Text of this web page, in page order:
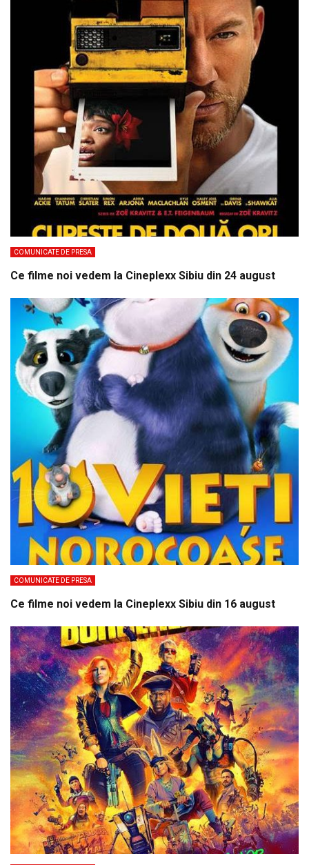
COMUNICATE DE PRESA
Ce filme noi vedem la Cineplexx Sibiu din 24 august
COMUNICATE DE PRESA
Ce filme noi vedem la Cineplexx Sibiu din 16 august